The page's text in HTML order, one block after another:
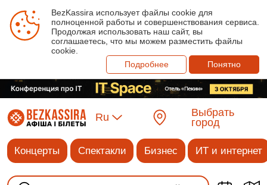
BezKassira использует файлы cookie для
полноценной работы и совершенствования сервиса.
Продолжая использовать наш сайт, вы
соглашаетесь, что мы можем разместить файлы
cookie.
Подробнее
Понятно
Ru
Выбрать
город
Концерты Спектакли Бизнес ИТ и интернет